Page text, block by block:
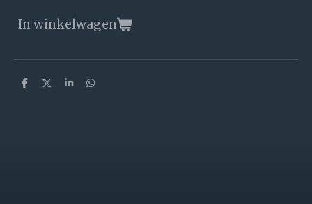
In winkelwagen
D
D
S
D